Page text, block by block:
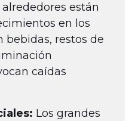
alrededores están
en los
bebidas, restos de
caídas
Los grandes